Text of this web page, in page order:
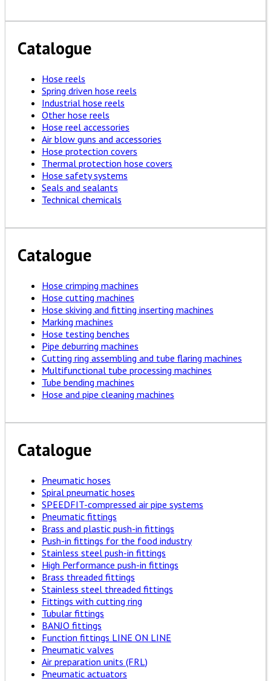
Catalogue
Hose reels
Spring driven hose reels
Industrial hose reels
Other hose reels
Hose reel accessories
Air blow guns and accessories
Hose protection covers
Thermal protection hose covers
Hose safety systems
Seals and sealants
Technical chemicals
Catalogue
Hose crimping machines
Hose cutting machines
Hose skiving and fitting inserting machines
Marking machines
Hose testing benches
Pipe deburring machines
Cutting ring assembling and tube flaring machines
Multifunctional tube processing machines
Tube bending machines
Hose and pipe cleaning machines
Catalogue
Pneumatic hoses
Spiral pneumatic hoses
SPEEDFIT-compressed air pipe systems
Pneumatic fittings
Brass and plastic push-in fittings
Push-in fittings for the food industry
Stainless steel push-in fittings
High Performance push-in fittings
Brass threaded fittings
Stainless steel threaded fittings
Fittings with cutting ring
Tubular fittings
BANJO fittings
Function fittings LINE ON LINE
Pneumatic valves
Air preparation units (FRL)
Pneumatic actuators